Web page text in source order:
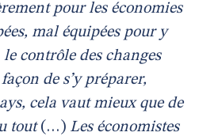
pour les économies
mal équipées pour y
contrôle des changes
de s’y préparer,
cela vaut mieux que de
tout (…) Les économistes